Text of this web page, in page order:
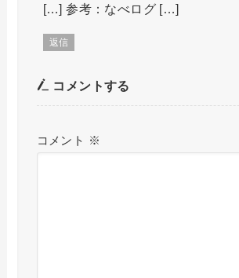
[…] 参考：なべログ […]
返信
コメントする
コメント ※